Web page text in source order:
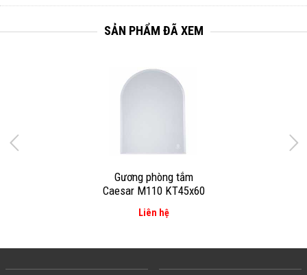
SẢN PHẨM ĐÃ XEM
Gương phòng tắm
Caesar M110 KT45x60
Liên hệ